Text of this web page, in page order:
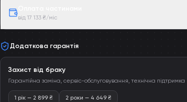
від 17 133 ₴/міс
Додаткова гарантія
Захист від браку
Гарантійна заміна, сервіс-обслуговування, технічна підтримка
1 рік — 2 899 ₴ 2 роки — 4 649 ₴